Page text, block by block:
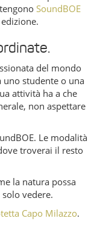
SoundBOE
del mondo
uno studente o una
attività ha a che
non aspettare
Le modalità
troverai il resto
la natura possa
vedere.
Capo Milazzo.